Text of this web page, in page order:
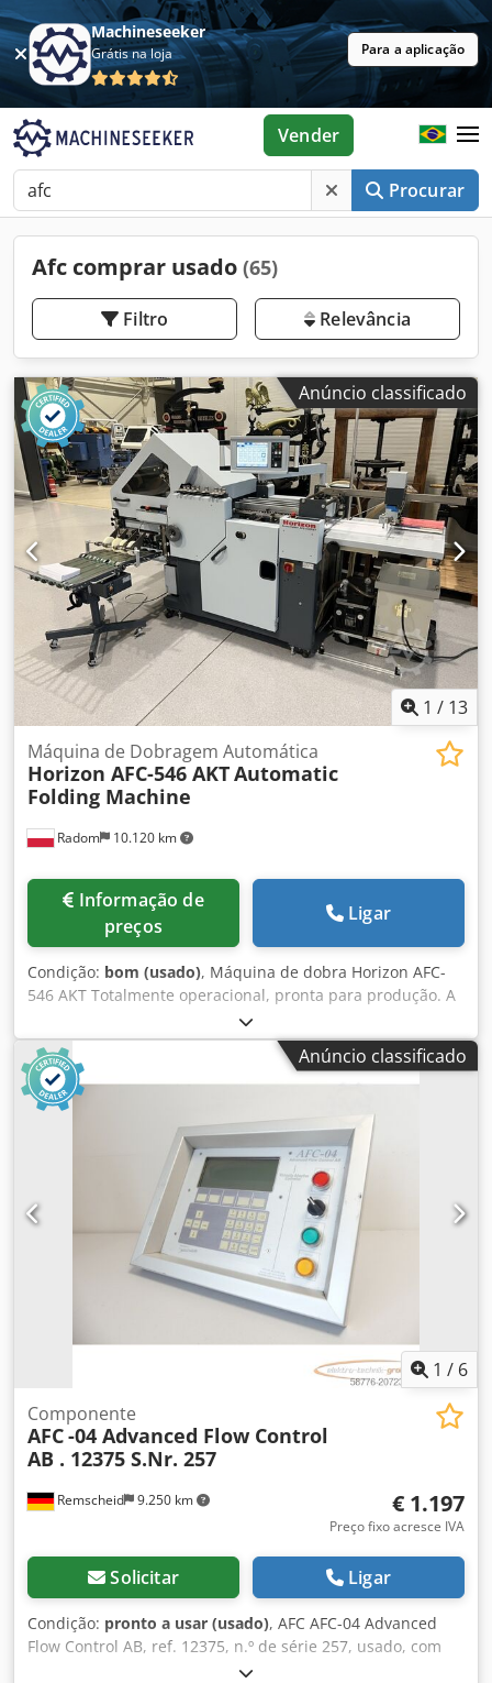
Machineseeker
Grátis na loja Para a aplicação
Procurar
Vender
Afc comprar usado (65)
Filtro Relevância
Anúncio classificado
1 / 13
Radom 10.120 km
Máquina de Dobragem Automática
Horizon AFC-546 AKTAutomatic
Folding Machine
preços
Ligar
Condição: bom (usado), Máquina de dobra Horizon AFC-
546 AKT Totalmente operacional, pronta para produção. A
máquina pertence ao primeiro proprietário. Em muito bom
estado. Cilindros recentemente recondicionados.
Fabricada pela Horizon, Japão. Equipamento: 6 cassetes
paralelas 1 faca eletrónica 2 cassetes de facas Formato
máximo: 540x760mm; mínimo: 120x172mm A máquina é
configurada inteiramente através de um painel de controlo
tátil. O kit inclui: – conjunto de ferramentas – componentes
adicionais Cedpfezlacyjx Aggsha – manual do utilizador –
compressor
Anúncio classificado
1 / 6
Remscheid 9.250 km
Componente
AFC-04 Advanced Flow Control
AB . 12375 S.Nr. 257
€ 1.197
Preço fixo acresce IVA
Solicitar Ligar
Condição: pronto a usar (usado), AFC AFC-04 Advanced
Flow Control AB, ref. 12375, n.º de série 257, usado, com
leves sinais de uso, 100% funcional, fornecido conforme